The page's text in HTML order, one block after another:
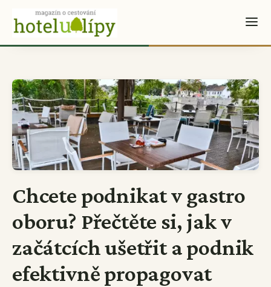
Chcete podnikat v gastro
oboru? Přečtěte si, jak v
začátcích ušetřit a podnik
efektivně propagovat